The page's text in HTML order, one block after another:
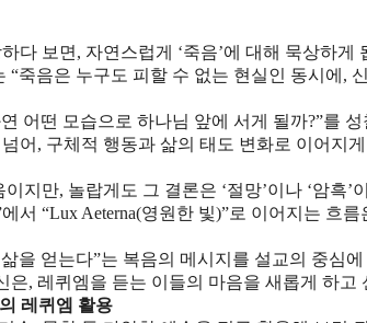
다 보면, 자연스럽게 ‘죽음’에 대해 묵상하
죽음은 누구도 피할 수 없는 현실인 동시에,
어떤 모습으로 하나님 앞에 서게 될까?”를
어, 구체적 행동과 삶의 태도 변화로 이어지
지만, 놀랍게도 그 결론은 ‘절망’이나 ‘암흑’
서 “Lux Aeterna(영원한 빛)”로 이어지는 흐
을 얻는다”는 복음의 메시지를 설교의 중심
은, 레퀴엠을 듣는 이들의 마음을 새롭게 하고
레퀴엠 활용